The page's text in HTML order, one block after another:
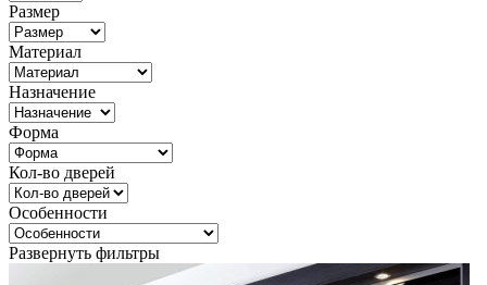
Размер
Материал
Назначение
Форма
Кол-во дверей
Особенности
Развернуть фильтры